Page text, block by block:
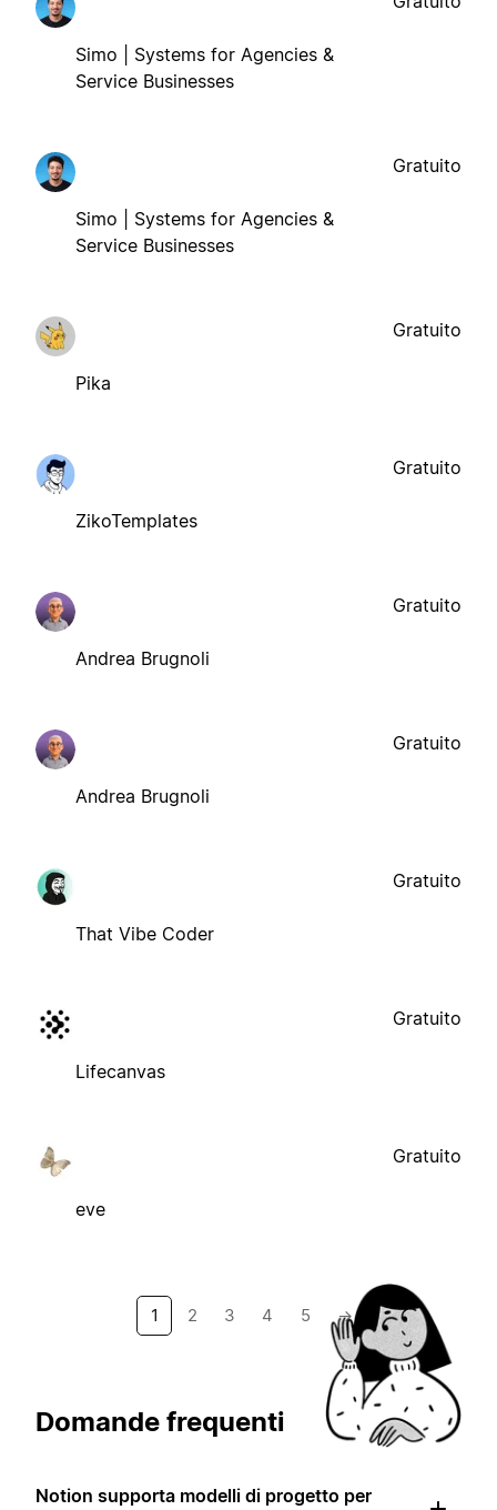
Simo | Systems for Agencies &
Service Businesses
Simo | Systems for Agencies &
Service Businesses
Gratuito
Pika
Gratuito
ZikoTemplates
Gratuito
Andrea Brugnoli
Gratuito
Andrea Brugnoli
Gratuito
That Vibe Coder
Gratuito
Lifecanvas
Gratuito
eve
Gratuito
1 2 3 4 5 →
Domande frequenti
Notion supporta modelli di progetto per